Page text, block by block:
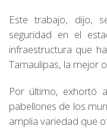
Este trabajo, dijo,
seguridad en el
infraestructura que
Tamaulipas, la mejor
Por último, exhortó
pabellones de los
amplia variedad que